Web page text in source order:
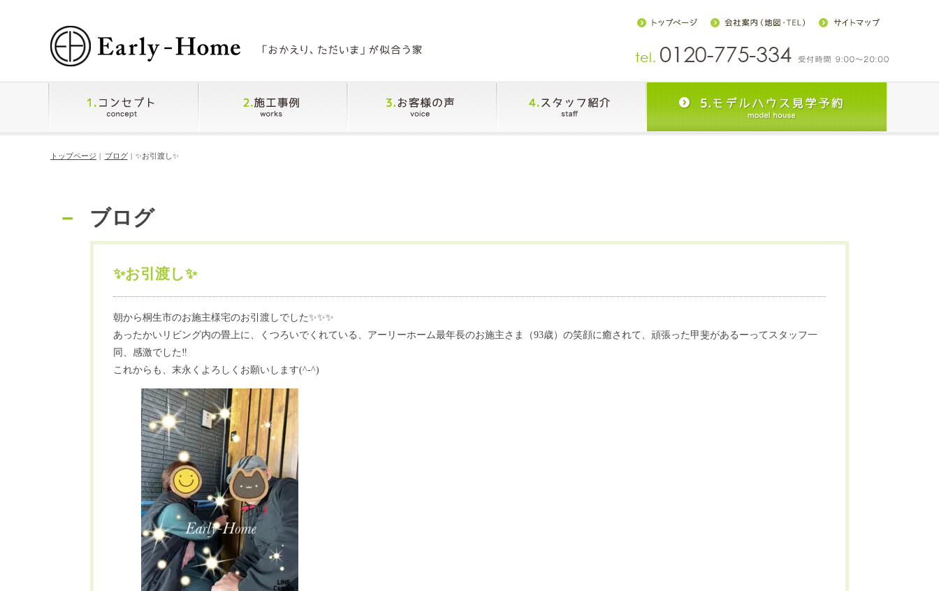
トップページ ブログ ✨お引渡し✨
ブログ
✨お引渡し✨
朝から桐生市のお施主様宅のお引渡しでした✨✨✨
あったかいリビング内の畳上に、くつろいでくれている、アーリーホーム最年長のお施主さま（93歳）の笑顔に癒されて、頑張った甲斐があるーってスタッフ一
同、感激でした‼️
これからも、末永くよろしくお願いします(^-^)